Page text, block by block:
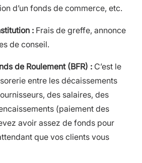
d’un fonds de commerce, etc.
: Frais de greffe, annonce
de conseil.
de Roulement (BFR) : C’est le
entre les décaissements
des salaires, des
(paiement des
avoir assez de fonds pour
que vos clients vous